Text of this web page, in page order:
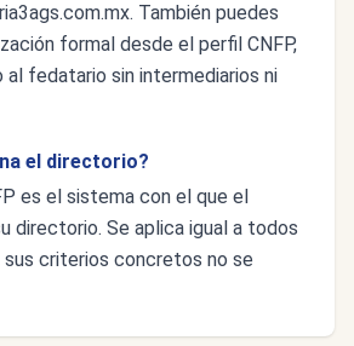
. También puedes
formal desde el perfil CNFP,
fedatario sin intermediarios ni
el directorio?
es el sistema con el que el
directorio. Se aplica igual a todos
criterios concretos no se